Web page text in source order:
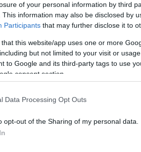
of your personal information by third
This information may also be disclosed by
Participants that may further disclose it to
that this website/app uses one or more
but not limited to your visit or
to Google and its third-party tags to use
consent section.
Data Processing Opt Outs
opt-out of the Sharing of my personal data.
szellős. Klassz kis süti. :D